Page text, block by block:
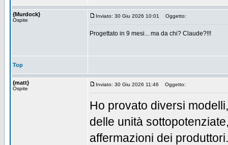
{Murdock}
Ospite
Inviato: 30 Giu 2026 10:01 Oggetto:
Progettato in 9 mesi... ma da chi? Claude?!!!
Top
{matt}
Ospite
Inviato: 30 Giu 2026 11:46 Oggetto:
Ho provato diversi
delle unità
affermazioni dei produttori.